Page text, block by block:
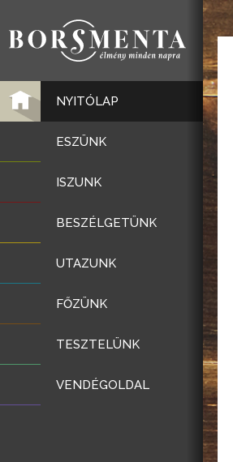
NYITÓLAP
ESZÜNK
ISZUNK
BESZÉLGETÜNK
UTAZUNK
FŐZÜNK
TESZTELÜNK
VENDÉGOLDAL